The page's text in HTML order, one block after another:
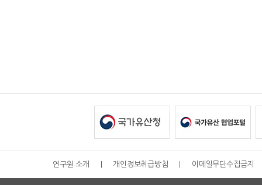
연구원 소개 개인정보취급방침 이메일무단수집금지